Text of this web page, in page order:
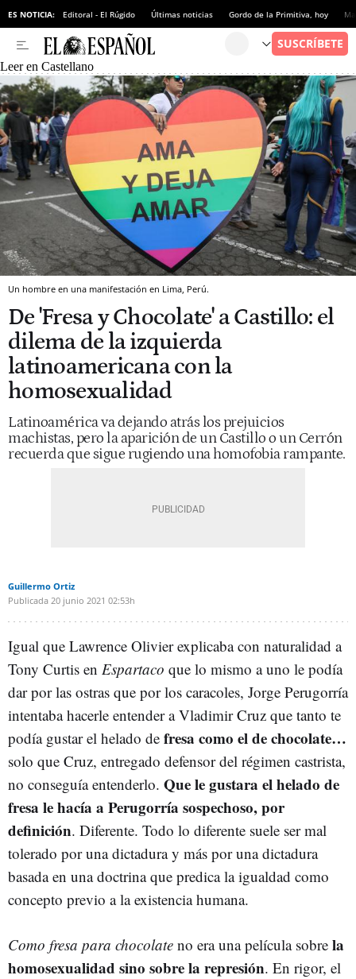
ES NOTICIA: Editoral - El Rúgido Últimas noticias Gordo de la Primitiva, hoy
Leer en Castellano
Un hombre en una manifestación en Lima, Perú.
De 'Fresa y Chocolate' a Castillo: el
dilema de la izquierda
latinoamericana con la
homosexualidad
Latinoamérica va dejando atrás los prejuicios
machistas, pero la aparición de un Castillo o un Cerrón
recuerda que sigue rugiendo una homofobia rampante.
Guillermo Ortiz
Publicada 20 junio 2021 02:53h
Igual que Lawrence Olivier explicaba con naturalidad a
Tony Curtis en Espartaco que lo mismo a uno le podía
dar por las ostras que por los caracoles, Jorge Perugorría
intentaba hacerle entender a Vladimir Cruz que tanto te
podía gustar el helado de fresa como el de chocolate…
solo que Cruz, entregado defensor del régimen castrista,
no conseguía entenderlo. Que le gustara el helado de
fresa le hacía a Perugorría sospechoso, por
definición. Diferente. Todo lo diferente suele ser mal
tolerado por una dictadura y más por una dictadura
basada en una doctrina que predica la igualdad como
concepto previo a la existencia humana.
Como fresa para chocolate no era una película sobre la
homosexualidad sino sobre la represión. En rigor, el